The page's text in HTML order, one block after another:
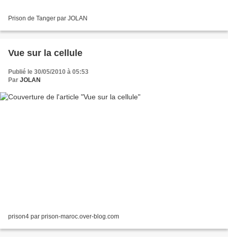
Prison de Tanger par JOLAN
Vue sur la cellule
Publié le 30/05/2010 à 05:53
Par JOLAN
prison4 par prison-maroc.over-blog.com